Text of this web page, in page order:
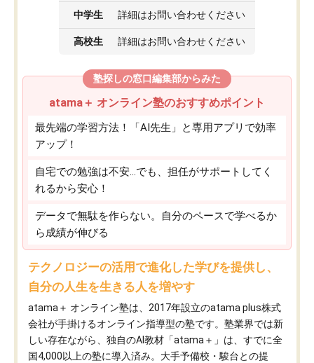
中学生 詳細はお問い合わせください
高校生 詳細はお問い合わせください
塾探しの窓口編集部からみた
atama＋ オンライン塾のおすすめポイント
最先端の学習方法！「AI先生」と専用アプリで効率
アップ！
自宅での勉強は不安…でも、担任がサポートしてく
れるから安心！
データで無駄を作らない。自分のペースで学べるか
ら成績が伸びる
テクノロジーの活用で進化した学びを提供し、
自分の人生を生きる人を増やす
atama＋ オンライン塾は、2017年設立のatama plus株式
会社が手掛けるオンライン指導型の塾です。塾業界では新
しい存在ながら、独自のAI教材「atama＋」は、すでに全
国4,000以上の塾に導入済み。大手予備校・駿台との提